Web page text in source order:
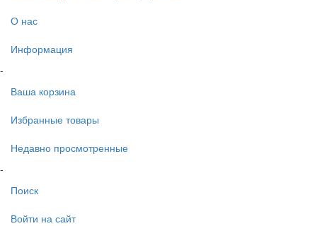
О нас
Информация
-
Ваша корзина
Избранные товары
Недавно просмотренные
-
Поиск
Войти на сайт